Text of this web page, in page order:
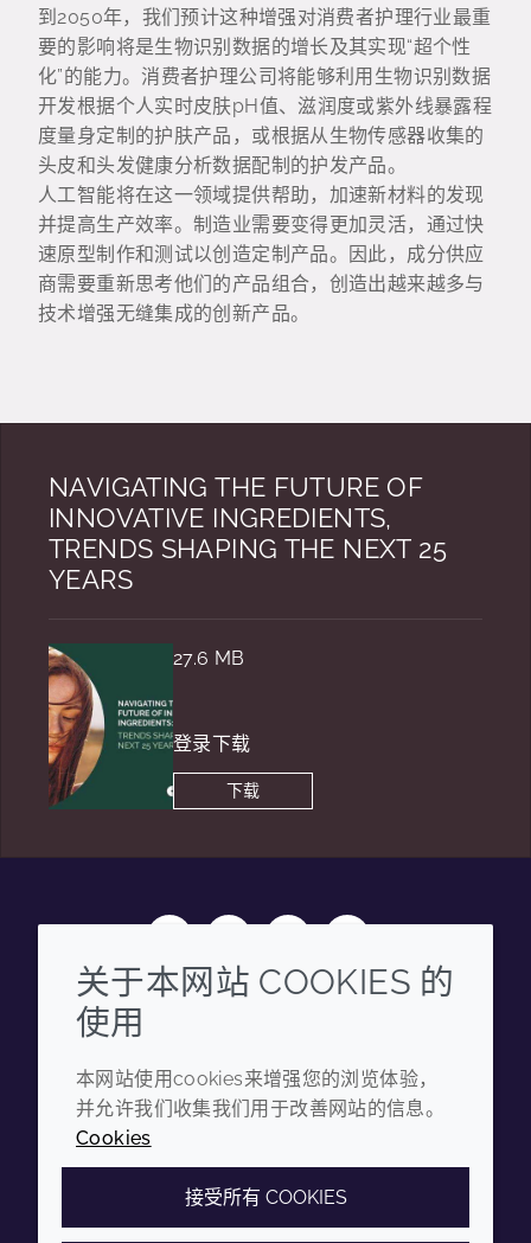
到2050年，我们预计这种增强对消费者护理行业最重
要的影响将是生物识别数据的增长及其实现“超个性
化”的能力。消费者护理公司将能够利用生物识别数据
开发根据个人实时皮肤pH值、滋润度或紫外线暴露程
度量身定制的护肤产品，或根据从生物传感器收集的
头皮和头发健康分析数据配制的护发产品。
人工智能将在这一领域提供帮助，加速新材料的发现
并提高生产效率。制造业需要变得更加灵活，通过快
速原型制作和测试以创造定制产品。因此，成分供应
商需要重新思考他们的产品组合，创造出越来越多与
技术增强无缝集成的创新产品。
NAVIGATING THE FUTURE OF
INNOVATIVE INGREDIENTS,
TRENDS SHAPING THE NEXT 25
YEARS
27.6 MB
登录下载
下载
企业
可持续发展报告
禾大集团
法律信息
隐私政策
Cookie政策
关于本网站 COOKIES 的
使用
本网站使用cookies来增强您的浏览体验，
并允许我们收集我们用于改善网站的信息。
Cookies
接受所有 COOKIES